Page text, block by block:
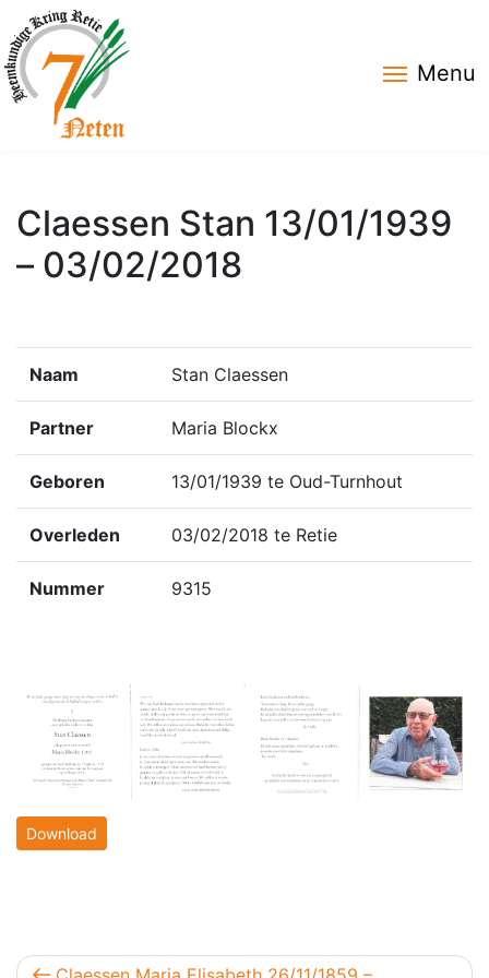
Menu
Claessen Stan 13/01/1939
– 03/02/2018
Naam Stan Claessen
Partner Maria Blockx
Geboren 13/01/1939 te Oud-Turnhout
Overleden 03/02/2018 te Retie
Nummer 9315
Download
Vorig bericht